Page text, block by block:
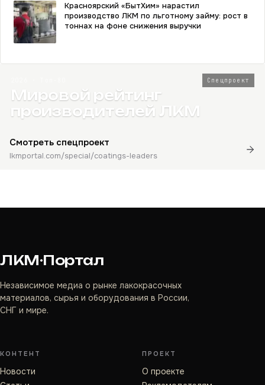
Красноярский «БытХим» нарастил
производство ЛКМ по льготному займу: рост в
тоннах на фоне снижения выручки
Спецпроект
Мировой рейтинг
производителей ЛКМ
Смотреть спецпроект
lkmportal.com/special/coatings-leaders
ЛКМ·Портал
Независимое медиа о рынке лакокрасочных
материалов, сырья и оборудования в России,
СНГ и мире.
КОНТЕНТ
Новости
ПРОЕКТ
О проекте